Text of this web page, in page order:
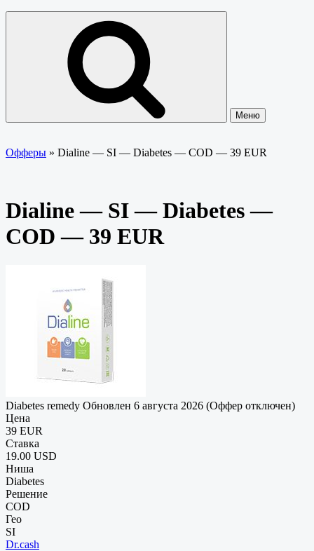
Меню
Офферы » Dialine — SI — Diabetes — COD — 39 EUR
Dialine — SI — Diabetes —
COD — 39 EUR
Diabetes remedy Обновлен 6 августа 2026 (Оффер отключен)
Цена
39 EUR
Ставка
19.00 USD
Ниша
Diabetes
Решение
COD
Гео
SI
Dr.cash